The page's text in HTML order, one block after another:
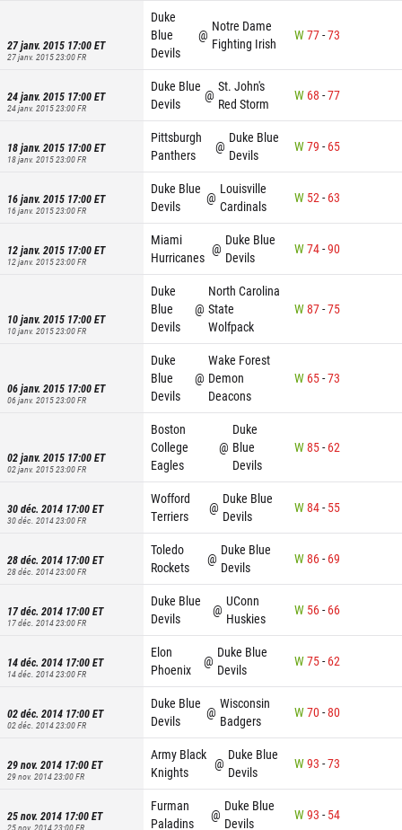
27 janv. 2015 17:00ET
27 janv. 2015 23:00FR
Duke
Blue
Devils
@
Notre Dame
Fighting Irish
W77-73
24 janv. 2015 17:00ET
24 janv. 2015 23:00FR
Duke Blue
Devils
@
St. John's
Red Storm
W 68 -77
18 janv. 2015 17:00ET
18 janv. 2015 23:00FR
Pittsburgh
Panthers
@
Duke Blue
Devils
W79 - 65
16 janv. 2015 17:00ET
16 janv. 2015 23:00FR
Duke Blue
Devils
@
Louisville
Cardinals
W 52- 63
12 janv. 2015 17:00ET
12 janv. 2015 23:00FR
Miami
Hurricanes
@
Duke Blue
Devils
W74-90
10 janv. 2015 17:00ET
10 janv. 2015 23:00FR
Duke
Blue
Devils
@
North Carolina
State
Wolfpack
W87-75
06 janv. 2015 17:00ET
06 janv. 2015 23:00FR
Duke
Blue
Devils
@
Wake Forest
Demon
Deacons
W 65-73
02 janv. 2015 17:00ET
02 janv. 2015 23:00FR
Boston
College
Eagles
@
Duke
Blue
Devils
W85- 62
30 déc. 2014 17:00ET
30 déc. 2014 23:00FR
Wofford
Terriers
@
Duke Blue
Devils
W84- 55
28 déc. 2014 17:00ET
28 déc. 2014 23:00FR
Toledo
Rockets
@
Duke Blue
Devils
W86- 69
17 déc. 2014 17:00ET
17 déc. 2014 23:00FR
Duke Blue
Devils
@
UConn
Huskies
W 56- 66
14 déc. 2014 17:00ET
14 déc. 2014 23:00FR
Elon
Phoenix
@
Duke Blue
Devils
W75- 62
02 déc. 2014 17:00ET
02 déc. 2014 23:00FR
Duke Blue
Devils
@
Wisconsin
Badgers
W70-80
29 nov. 2014 17:00ET
29 nov. 2014 23:00FR
Army Black
Knights
@
Duke Blue
Devils
W93 -73
25 nov. 2014 17:00ET
Furman
Paladins
@
Duke Blue
Devils
W93 - 54